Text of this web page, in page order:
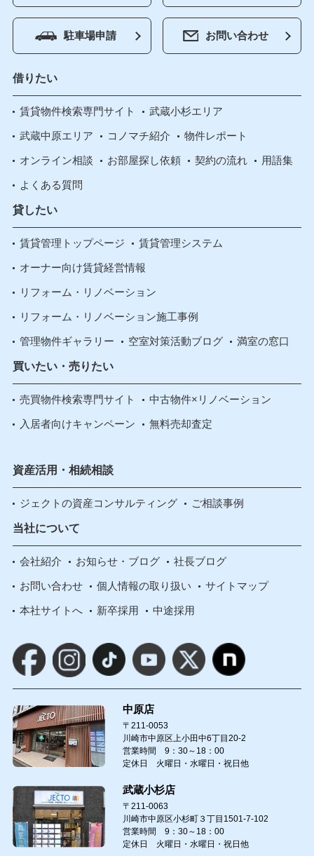
駐車場申請 お問い合わせ
借りたい
賃貸物件検索専門サイト 武蔵小杉エリア
武蔵中原エリア コノマチ紹介 物件レポート
オンライン相談 お部屋探し依頼 契約の流れ 用語集
よくある質問
貸したい
賃貸管理トップページ 賃貸管理システム
オーナー向け賃貸経営情報
リフォーム・リノベーション
リフォーム・リノベーション施工事例
管理物件ギャラリー 空室対策活動ブログ 満室の窓口
買いたい・売りたい
売買物件検索専門サイト 中古物件×リノベーション
入居者向けキャンペーン 無料売却査定
資産活用・相続相談
ジェクトの資産コンサルティング ご相談事例
当社について
会社紹介 お知らせ・ブログ 社長ブログ
お問い合わせ 個人情報の取り扱い サイトマップ
本社サイトへ 新卒採用 中途採用
中原店
〒211-0053
川崎市中原区上小田中6丁目20-2
営業時間 9：30～18：00
定休日 火曜日・水曜日・祝日他
武蔵小杉店
〒211-0063
川崎市中原区小杉町３丁目1501-7-102
営業時間 9：30～18：00
定休日 火曜日・水曜日・祝日他